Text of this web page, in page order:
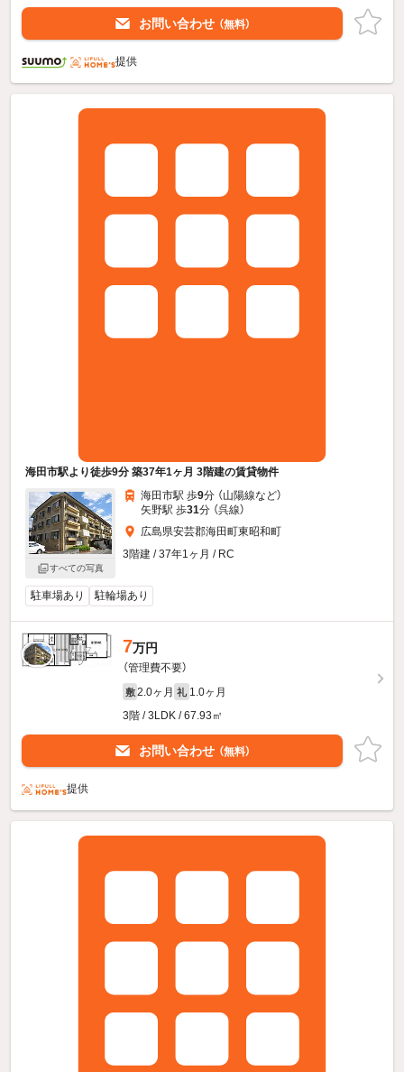
お問い合わせ （無料）
提供
海田市駅より徒歩9分 築37年1ヶ月 3階建の賃貸物件
すべての写真
海田市駅 歩9分 （山陽線など）
矢野駅 歩31分 （呉線）
広島県安芸郡海田町東昭和町
3階建 / 37年1ヶ月 / RC
駐車場あり 駐輪場あり
7万円
（管理費不要）
敷 2.0ヶ月 礼 1.0ヶ月
3階 / 3LDK / 67.93㎡
お問い合わせ （無料）
提供